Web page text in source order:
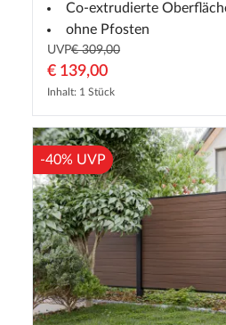
Co-extrudierte
ohne Pfosten
UVP€ 309,00
€ 139,00
Inhalt: 1 Stück
-40% UVP